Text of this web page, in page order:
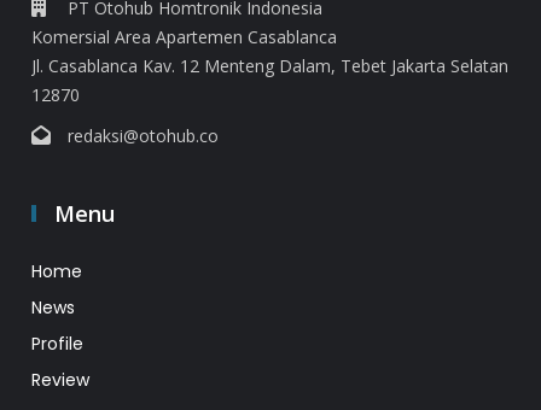
PT Otohub Homtronik Indonesia
Komersial Area Apartemen Casablanca
Jl. Casablanca Kav. 12 Menteng Dalam, Tebet Jakarta Selatan
12870
redaksi@otohub.co
Menu
Home
News
Profile
Review